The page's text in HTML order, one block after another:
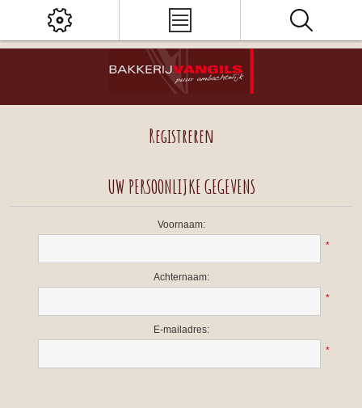
Registreren
UW PERSOONLIJKE GEGEVENS
Voornaam:
*
Achternaam:
*
E-mailadres:
*